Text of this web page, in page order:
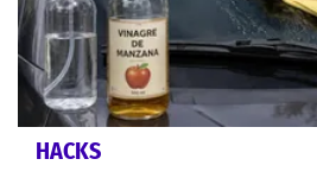
HACKS